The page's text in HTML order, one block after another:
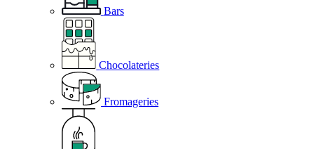
Bars
Chocolateries
Fromageries